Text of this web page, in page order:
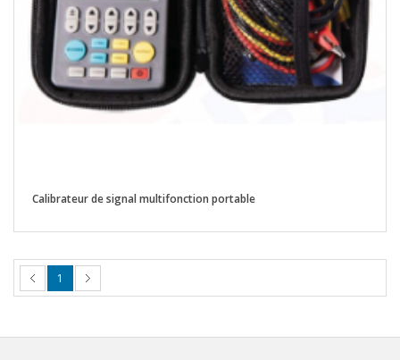
Calibrateur de signal multifonction portable
1